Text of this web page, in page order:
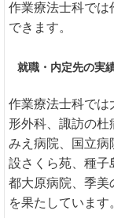
作業療法士科では
できます。
就職・内定先の実
作業療法士科では
形外科、諏訪の杜
みえ病院、国立病
設さくら苑、種子
都大原病院、季美
を果たしています